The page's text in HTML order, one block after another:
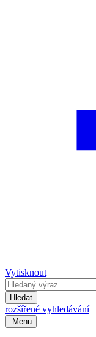
Vytisknout
Hledat
rozšířené vyhledávání
Menu